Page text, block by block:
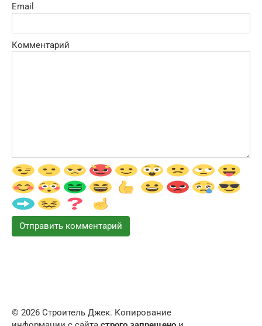
Email
Комментарий
© 2026 Строитель Джек. Копирование